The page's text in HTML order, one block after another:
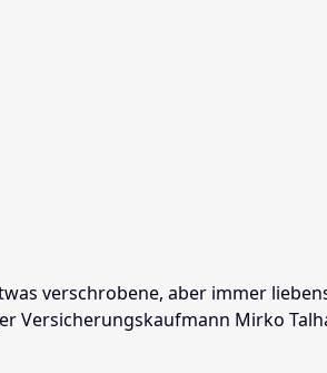
verschrobene, aber immer
Versicherungskaufmann Mirko